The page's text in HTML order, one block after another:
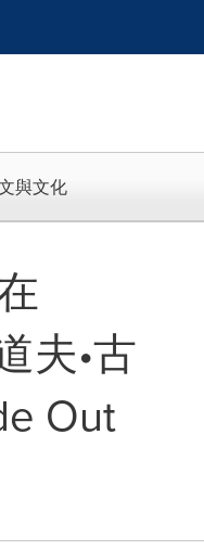
與文化
夫•古
Out